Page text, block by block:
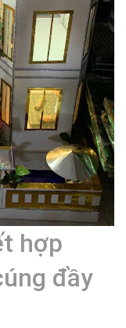
hợp
đầy